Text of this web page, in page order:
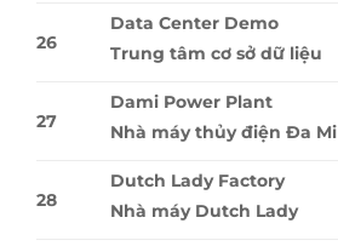
26
Data Center Demo
Trung tâm cơ sở dữ liệu
27
Dami Power Plant
Nhà máy thủy điện Ða Mi
28
Dutch Lady Factory
Nhà máy Dutch Lady